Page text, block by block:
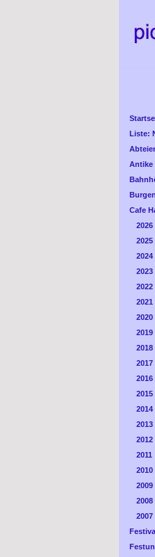
Liste:
Antike
Burgen
Cafe
2026
2025
2024
2023
2022
2021
2020
2019
2018
2017
2016
2015
2014
2013
2012
2011
2010
2009
2008
2007